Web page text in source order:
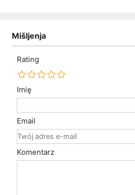
Mišljenja
Rating
Imię
Email
Komentarz